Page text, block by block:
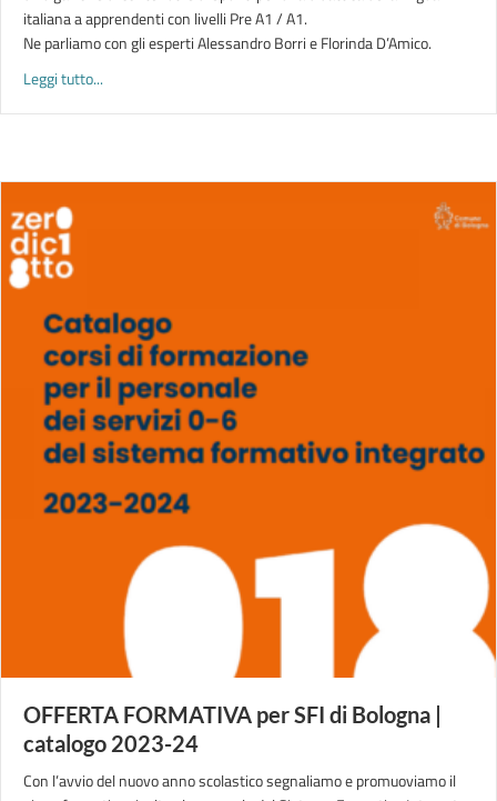
italiana a apprendenti con livelli Pre A1 / A1.
Ne parliamo con gli esperti Alessandro Borri e Florinda D’Amico.
Leggi tutto...
OFFERTA FORMATIVA per SFI di Bologna |
catalogo 2023-24
Con l’avvio del nuovo anno scolastico segnaliamo e promuoviamo il